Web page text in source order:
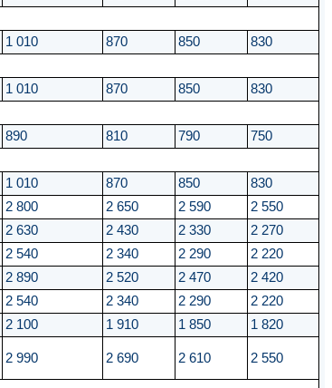
1 010 870 850 830
1 010 870 850 830
890 810 790 750
1 010 870 850 830
2 800 2 650 2 590 2 550
2 630 2 430 2 330 2 270
2 540 2 340 2 290 2 220
2 890 2 520 2 470 2 420
2 540 2 340 2 290 2 220
2 100 1 910 1 850 1 820
2 990 2 690 2 610 2 550